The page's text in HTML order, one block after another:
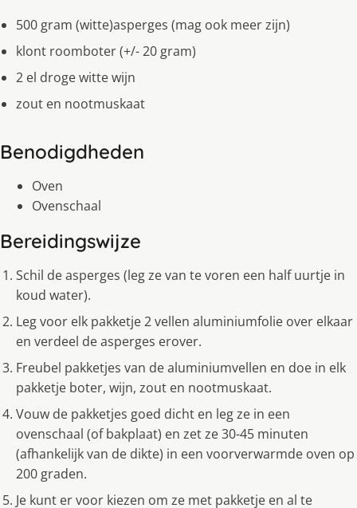
500 gram (witte)asperges (mag ook meer zijn)
klont roomboter (+/- 20 gram)
2 el droge witte wijn
zout en nootmuskaat
Benodigdheden
Oven
Ovenschaal
Bereidingswijze
Schil de asperges (leg ze van te voren een half uurtje in
koud water).
Leg voor elk pakketje 2 vellen aluminiumfolie over elkaar
en verdeel de asperges erover.
Freubel pakketjes van de aluminiumvellen en doe in elk
pakketje boter, wijn, zout en nootmuskaat.
Vouw de pakketjes goed dicht en leg ze in een
ovenschaal (of bakplaat) en zet ze 30-45 minuten
(afhankelijk van de dikte) in een voorverwarmde oven op
200 graden.
Je kunt er voor kiezen om ze met pakketje en al te